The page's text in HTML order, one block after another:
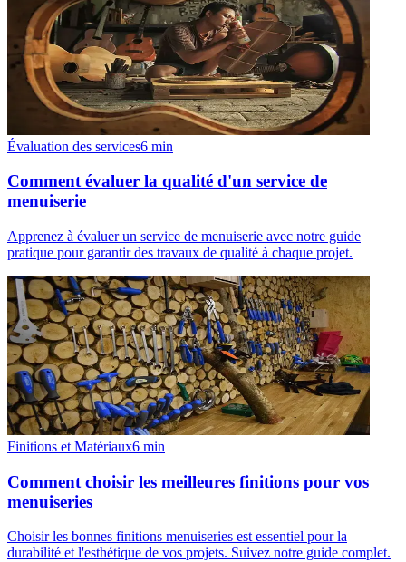
Évaluation des services6 min
Comment évaluer la qualité d'un service de
menuiserie
Apprenez à évaluer un service de menuiserie avec notre guide
pratique pour garantir des travaux de qualité à chaque projet.
Finitions et Matériaux6 min
Comment choisir les meilleures finitions pour vos
menuiseries
Choisir les bonnes finitions menuiseries est essentiel pour la
durabilité et l'esthétique de vos projets. Suivez notre guide complet.